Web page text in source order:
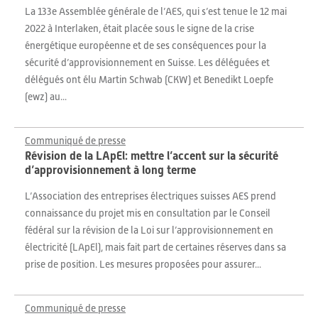
La 133e Assemblée générale de l’AES, qui s’est tenue le 12 mai
2022 à Interlaken, était placée sous le signe de la crise
énergétique européenne et de ses conséquences pour la
sécurité d’approvisionnement en Suisse. Les déléguées et
délégués ont élu Martin Schwab (CKW) et Benedikt Loepfe
(ewz) au...
Communiqué de presse
Révision de la LApEl: mettre l’accent sur la sécurité
d’approvisionnement à long terme
L’Association des entreprises électriques suisses AES prend
connaissance du projet mis en consultation par le Conseil
fédéral sur la révision de la Loi sur l’approvisionnement en
électricité (LApEl), mais fait part de certaines réserves dans sa
prise de position. Les mesures proposées pour assurer...
Communiqué de presse